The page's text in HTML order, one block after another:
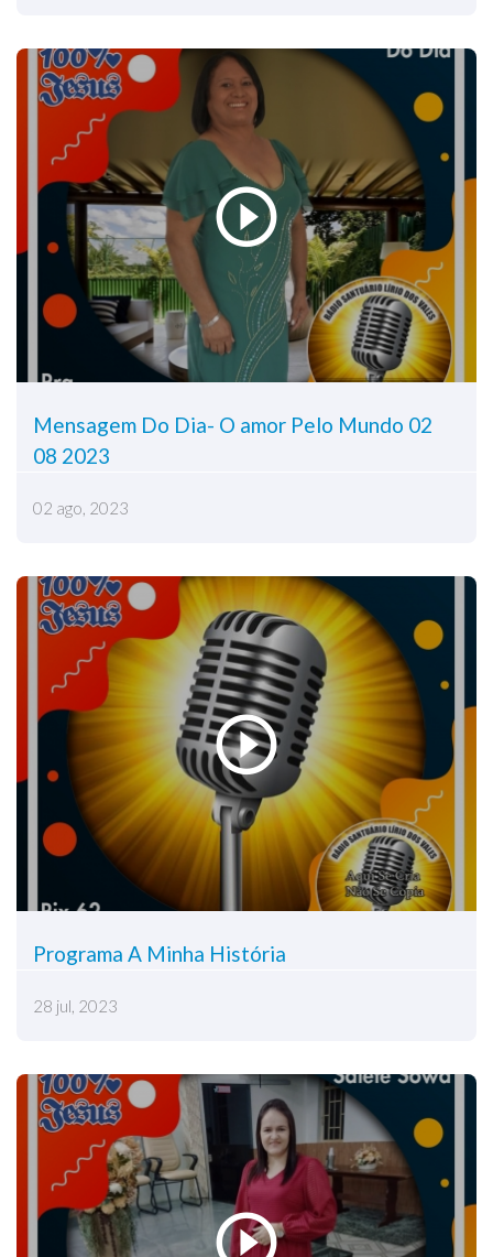
Mensagem Do Dia- O amor Pelo Mundo 02
08 2023
02 ago, 2023
Programa A Minha História
28 jul, 2023